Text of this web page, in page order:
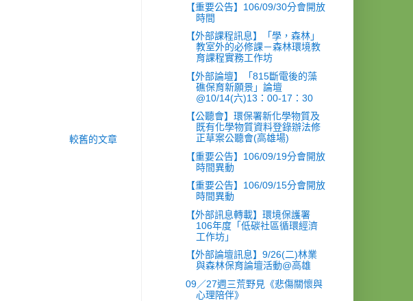
較舊的文章
【重要公告】106/09/30分會開放
時間
【外部課程訊息】「學，森林」
教室外的必修課－森林環境教
育課程實務工作坊
【外部論壇】「815斷電後的藻
礁保育新願景」論壇
@10/14(六)13：00-17：30
【公聽會】環保署新化學物質及
既有化學物質資料登錄辦法修
正草案公聽會(高雄場)
【重要公告】106/09/19分會開放
時間異動
【重要公告】106/09/15分會開放
時間異動
【外部訊息轉載】環境保護署
106年度「低碳社區循環經濟
工作坊」
【外部論壇訊息】9/26(二)林業
與森林保育論壇活動@高雄
09／27週三荒野見《悲傷關懷與
心理陪伴》